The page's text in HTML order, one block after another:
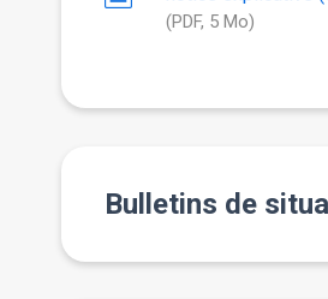
(PDF, 5 Mo)
Bulletins de